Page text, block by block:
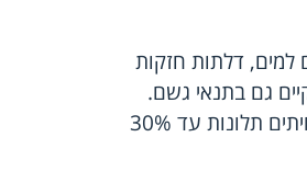
למים, דלתות חזקות
גם בתנאי גשם.
נתונים סטטיסטיים מראים כי אירועים המשתמשים בשירותים כאלה מפחיתים תלונות עד 30%